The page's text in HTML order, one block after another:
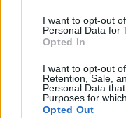
I want to opt-out
Personal Data for
Opted In
I want to opt-out
Retention, Sale,
Personal Data
Purposes for
Opted Out